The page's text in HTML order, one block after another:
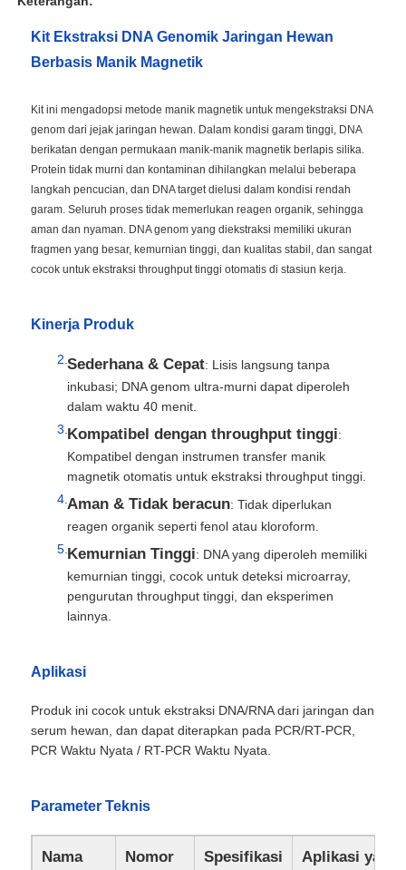
Kit Ekstraksi DNA Genomik Jaringan Hewan
Berbasis Manik Magnetik
Kit ini mengadopsi metode manik magnetik untuk mengekstraksi DNA
genom dari jejak jaringan hewan. Dalam kondisi garam tinggi, DNA
berikatan dengan permukaan manik-manik magnetik berlapis silika.
Protein tidak murni dan kontaminan dihilangkan melalui beberapa
langkah pencucian, dan DNA target dielusi dalam kondisi rendah
garam. Seluruh proses tidak memerlukan reagen organik, sehingga
aman dan nyaman. DNA genom yang diekstraksi memiliki ukuran
fragmen yang besar, kemurnian tinggi, dan kualitas stabil, dan sangat
cocok untuk ekstraksi throughput tinggi otomatis di stasiun kerja.
Kinerja Produk
Sederhana & Cepat: Lisis langsung tanpa
inkubasi; DNA genom ultra-murni dapat diperoleh
dalam waktu 40 menit.
Kompatibel dengan throughput tinggi:
Kompatibel dengan instrumen transfer manik
magnetik otomatis untuk ekstraksi throughput tinggi.
Aman & Tidak beracun: Tidak diperlukan
reagen organik seperti fenol atau kloroform.
Kemurnian Tinggi: DNA yang diperoleh memiliki
kemurnian tinggi, cocok untuk deteksi microarray,
pengurutan throughput tinggi, dan eksperimen
lainnya.
Aplikasi
Produk ini cocok untuk ekstraksi DNA/RNA dari jaringan dan
serum hewan, dan dapat diterapkan pada PCR/RT-PCR,
PCR Waktu Nyata / RT-PCR Waktu Nyata.
Parameter Teknis
Nama
Nomor
Spesifikasi
Aplikasi yang